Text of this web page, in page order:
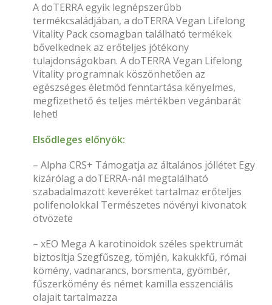
A doTERRA egyik legnépszerűbb
termékcsaládjában, a doTERRA Vegan Lifelong
Vitality Pack csomagban található termékek
bővelkednek az erőteljes jótékony
tulajdonságokban. A doTERRA Vegan Lifelong
Vitality programnak köszönhetően az
egészséges életmód fenntartása kényelmes,
megfizethető és teljes mértékben vegánbarát
lehet!
Elsődleges előnyök:
– Alpha CRS+ Támogatja az általános jóllétet Egy
kizárólag a doTERRA-nál megtalálható
szabadalmazott keveréket tartalmaz erőteljes
polifenolokkal Természetes növényi kivonatok
ötvözete
– xEO Mega A karotinoidok széles spektrumát
biztosítja Szegfűszeg, tömjén, kakukkfű, római
kömény, vadnarancs, borsmenta, gyömbér,
fűszerkömény és német kamilla esszenciális
olajait tartalmazza